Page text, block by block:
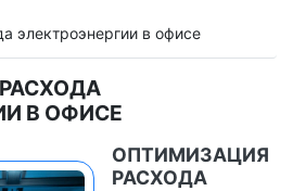
электроэнергии в офисе
В ОФИСЕ
ОПТИМИЗАЦИЯ
РАСХОДА